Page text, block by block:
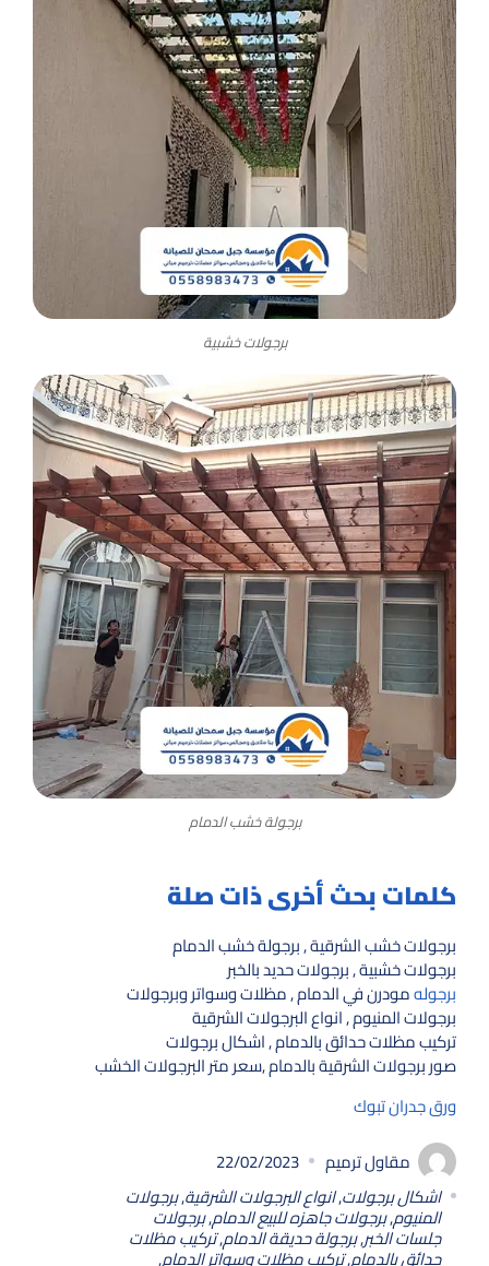
برجولات خشبية
برجولة خشب الدمام
كلمات بحث أخرى ذات صلة
برجولات خشب الشرقية , برجولة خشب الدمام
برجولات خشبية , برجولات حديد بالخبر
برجولهمودرن في الدمام , مظلات وسواتر وبرجولات
برجولات المنيوم , انواع البرجولات الشرقية
تركيب مظلات حدائق بالدمام , اشكال برجولات
صور برجولات الشرقية بالدمام ,سعر متر البرجولات الخشب
ورق جدران تبوك
مقاول ترميم
22/02/2023
اشكال برجولات,انواع البرجولات الشرقية,برجولات
المنيوم,برجولات جاهزه للبيع الدمام,برجولات
جلسات الخبر,برجولة حديقة الدمام,تركيب مظلات
حدائق بالدمام,تركيب مظلات وسواتر الدمام,